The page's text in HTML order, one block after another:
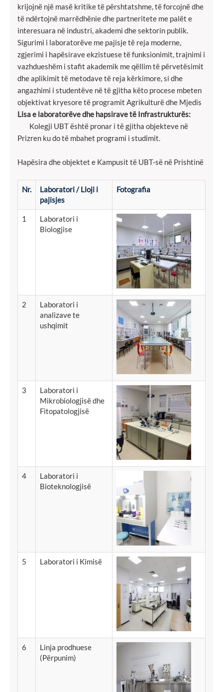
krijojnë një masë kritike të përshtatshme, të forcojnë dhe
të ndërtojnë marrëdhënie dhe partneritete me palët e
interesuara në industri, akademi dhe sektorin publik.
Sigurimi i laboratorëve me pajisje të reja moderne,
zgjerimi i hapësirave ekzistuese të funksionimit, trajnimi i
vazhdueshëm i stafit akademik me qëllim të përvetësimit
dhe aplikimit të metodave të reja kërkimore, si dhe
angazhimi i studentëve në të gjitha këto procese mbeten
objektivat kryesore të programit Agrikulturë dhe Mjedis
Lisa e laboratorëve dhe hapsirave të Infrastrukturës:
Kolegji UBT është pronar i të gjitha objekteve në
Prizren ku do të mbahet programi i studimit.
Hapësira dheobjektet e Kampusit të UBT-së në Prishtinë
Nr.
Laboratori / Lloji i
pajisjes
Fotografia
1
Laboratori i
Biologjise
2 Laboratori i
analizavete
ushqimit
3 Laboratori i
Mikrobiologjisëdhe
Fitopatologjisë
4
Laboratori i
Bioteknologjisë
5 Laboratori i Kimisë
6 Linja prodhuese
(Përpunim)